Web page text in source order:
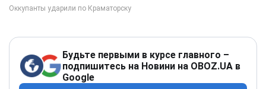
Будьте первыми в курсе главного –
подпишитесь на Новини на OBOZ.UA в
Google